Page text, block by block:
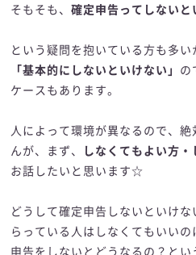
そもそも、確定申告ってしないと
という疑問を抱いている方も多
「基本的にしないといけない」 の
ケースもあります。
人によって環境が異なるので、
んが、まず、
しなくてもよい方
お話したいと思います☆
どうして確定申告しないといけ
らっている人はしなくてもいい
申告をしないとどうなるの？と